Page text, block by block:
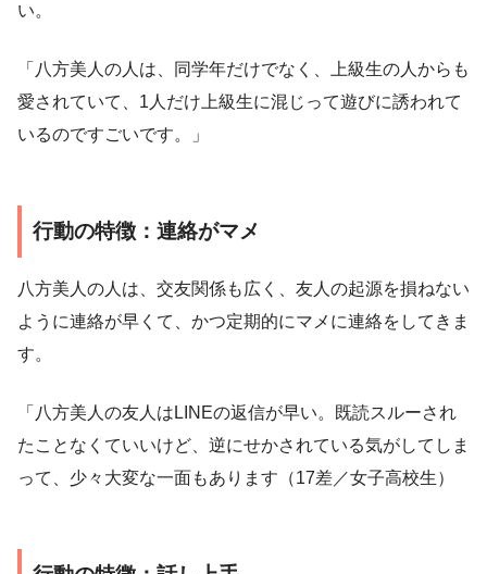
い。
「八方美人の人は、同学年だけでなく、上級生の人からも
愛されていて、1人だけ上級生に混じって遊びに誘われて
いるのですごいです。」
行動の特徴：連絡がマメ
八方美人の人は、交友関係も広く、友人の起源を損ねない
ように連絡が早くて、かつ定期的にマメに連絡をしてきま
す。
「八方美人の友人はLINEの返信が早い。既読スルーされ
たことなくていいけど、逆にせかされている気がしてしま
って、少々大変な一面もあります（17差／女子高校生）